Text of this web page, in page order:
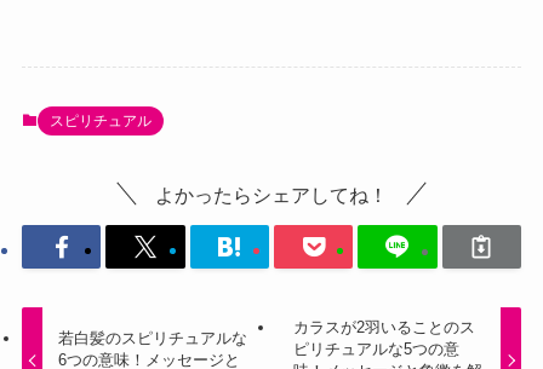
スピリチュアル
よかったらシェアしてね！
若白髪のスピリチュアルな
6つの意味！メッセージと
カラスが2羽いることのス
ピリチュアルな5つの意